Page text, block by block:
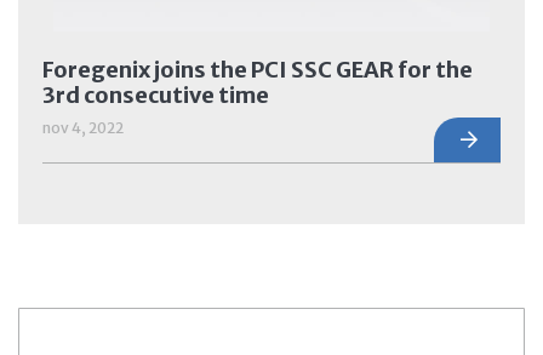
Foregenix joins the PCI SSC GEAR for the
3rd consecutive time
nov 4, 2022